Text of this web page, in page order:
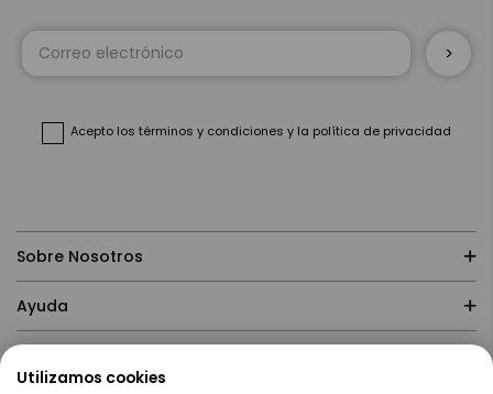
Inscríbase
Acepto los términos y condiciones y la política de privacidad
Sobre Nosotros
Ayuda
Utilizamos cookies